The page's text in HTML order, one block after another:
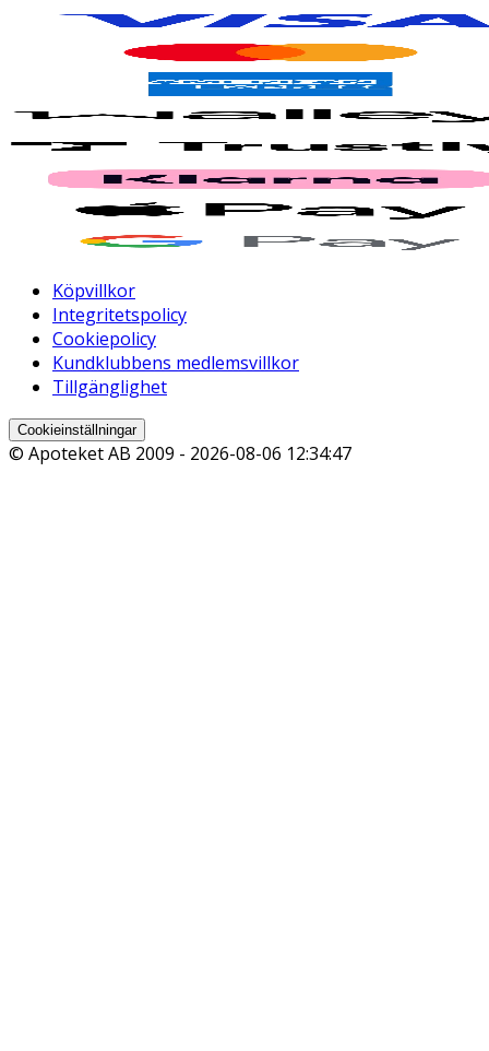
Köpvillkor
Integritetspolicy
Cookiepolicy
Kundklubbens medlemsvillkor
Tillgänglighet
Cookieinställningar
© Apoteket AB 2009 - 2026-08-06 12:34:47